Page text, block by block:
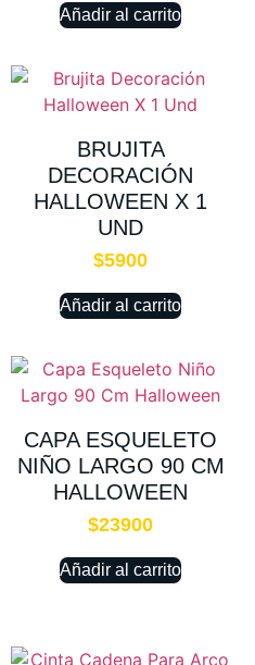
Añadir al carrito
BRUJITA
DECORACIÓN
HALLOWEEN X 1
UND
$5900
Añadir al carrito
CAPA ESQUELETO
NIÑO LARGO 90 CM
HALLOWEEN
$23900
Añadir al carrito